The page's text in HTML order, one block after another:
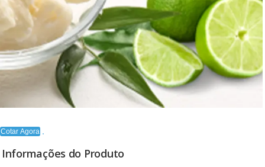
Cotar Agora
Informações do Produto